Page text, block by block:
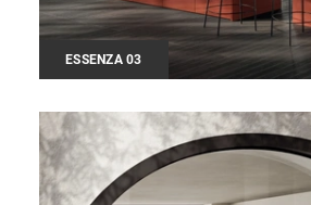
ESSENZA 03